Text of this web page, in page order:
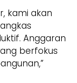
kami akan
Anggaran
berfokus